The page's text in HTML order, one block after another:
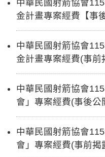
中華民國射箭協會
金計畫專案經費【事
中華民國射箭協會
金計畫專案經費(事前
中華民國射箭協會
會」專案經費(事後公
中華民國射箭協會
會」專案經費(事前揭